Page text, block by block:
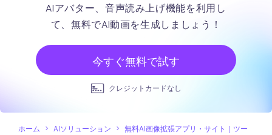
AIアバター、音声読み上げ機能を利用し
て、無料でAI動画を生成しましょう！
今すぐ無料で試す
クレジットカードなし
ホーム > AIソリューション > 無料AI画像拡張アプリ・サイト｜ツー